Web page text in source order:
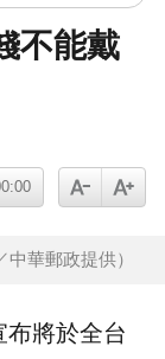
不能戴
華郵政提供）
布將於全台